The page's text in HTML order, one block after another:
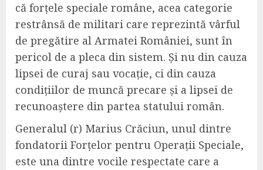
că forțele speciale române, acea categorie
restrânsă de militari care reprezintă vârful
de pregătire al Armatei României, sunt în
pericol de a pleca din sistem. Și nu din cauza
lipsei de curaj sau vocație, ci din cauza
condițiilor de muncă precare și a lipsei de
recunoaștere din partea statului român.
Generalul (r) Marius Crăciun, unul dintre
fondatorii Forțelor pentru Operații Speciale,
este una dintre vocile respectate care a